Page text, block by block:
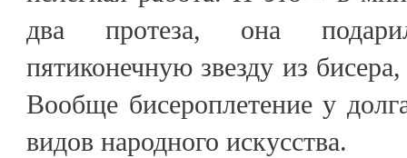
два протеза, она
пятиконечную звезду из
Вообще бисероплетение у
видов народного искусства.